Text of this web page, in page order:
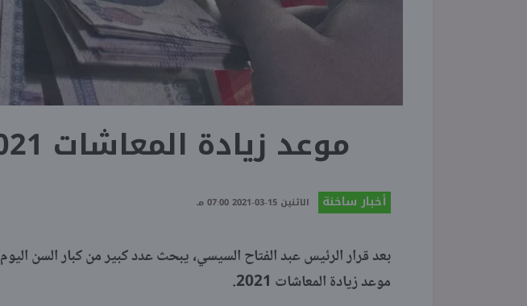
موعد زيادة المعاشات 2021 في مصر
أخبار ساخنة الاثنين 15-03-2021 07:00 مـ
موعد زيادة المعاشات 2021.